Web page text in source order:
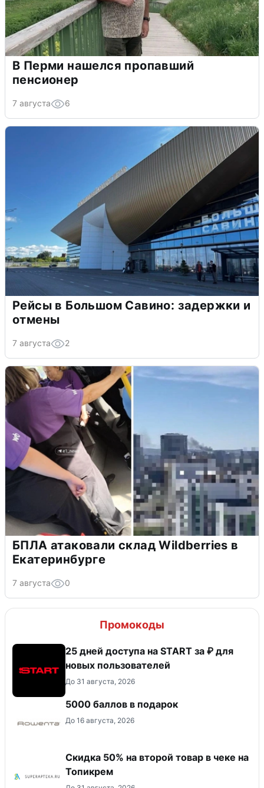
В Перми нашелся пропавший
пенсионер
7 августа 6
Рейсы в Большом Савино: задержки и
отмены
7 августа 2
БПЛА атаковали склад Wildberries в
Екатеринбурге
7 августа 0
Промокоды
25 дней доступа на START за ₽ для
новых пользователей
До 31 августа, 2026
5000 баллов в подарок
До 16 августа, 2026
Скидка 50% на второй товар в чеке на
Топикрем